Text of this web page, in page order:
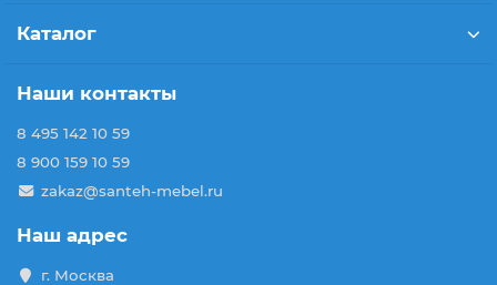
Каталог
Наши контакты
8 495 142 10 59
8 900 159 10 59
zakaz@santeh-mebel.ru
Наш адрес
г. Москва